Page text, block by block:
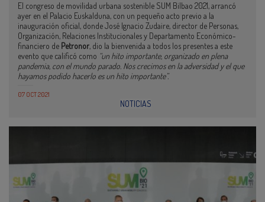
El congreso de movilidad urbana sostenible SUM Bilbao 2021, arrancó
ayer en el Palacio Euskalduna, con un pequeño acto previo a la
inauguración oficial, donde José Ignacio Zudaire, director de Personas,
Organización, Relaciones Institucionales y Departamento Económico-
financiero de Petronor, dio la bienvenida a todos los presentes a este
evento que calificó como “un hito importante, organizado en plena
pandemia, con el mundo parado. Nos crecimos en la adversidad y el que
hayamos podido hacerlo es un hito importante”.
07 OCT 2021
NOTICIAS